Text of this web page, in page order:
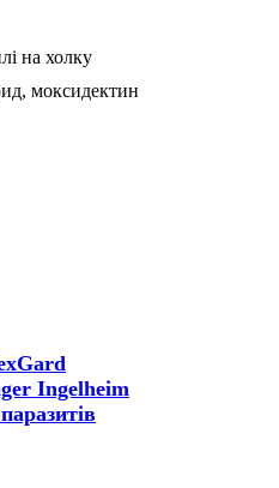
на холку
моксидектин
Ingelheim